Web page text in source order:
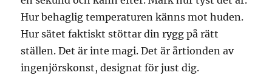
Hur behaglig temperaturen känns mot huden.
Hur sätet faktiskt stöttar din rygg på rätt
ställen. Det är inte magi. Det är årtionden av
ingenjörskonst, designat för just dig.